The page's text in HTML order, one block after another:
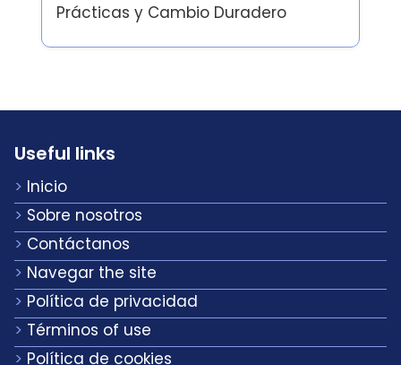
Prácticas y Cambio Duradero
Useful links
Inicio
Sobre nosotros
Contáctanos
Navegar the site
Política de privacidad
Términos of use
Política de cookies